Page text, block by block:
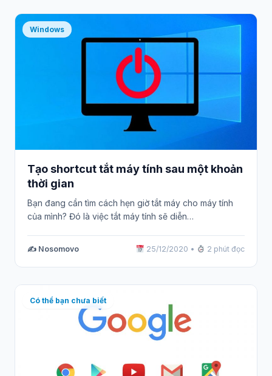
Windows
Tạo shortcut tắt máy tính sau một khoản
thời gian
Bạn đang cần tìm cách hẹn giờ tắt máy cho máy tính
của mình? Đó là việc tắt máy tính sẽ diễn…
✍️ Nosomovo 25/12/2020 • 2 phút đọc
Có thể bạn chưa biết